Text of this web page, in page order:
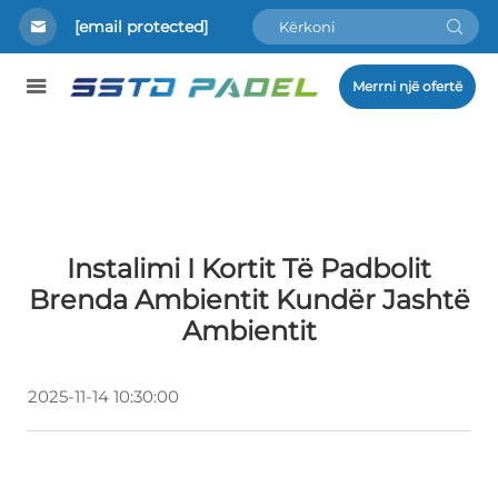
[email protected]
Merrni një ofertë
Instalimi I Kortit Të Padbolit
Brenda Ambientit Kundër Jashtë
Ambientit
2025-11-14 10:30:00